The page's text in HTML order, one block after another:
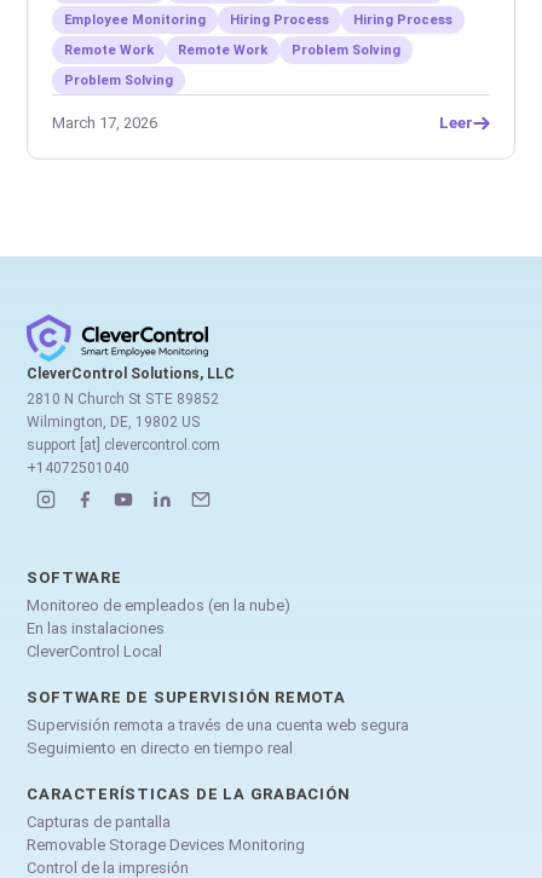
Employee Monitoring
Hiring Process
Hiring Process
Remote Work
Remote Work
Problem Solving
Problem Solving
March 17, 2026 Leer
CleverControl Solutions, LLC
2810 N Church St STE 89852
Wilmington, DE, 19802 US
support [at] clevercontrol.com
+14072501040
SOFTWARE
Monitoreo de empleados (en la nube)
En las instalaciones
CleverControl Local
SOFTWARE DE SUPERVISIÓN REMOTA
Supervisión remota a través de una cuenta web segura
Seguimiento en directo en tiempo real
CARACTERÍSTICAS DE LA GRABACIÓN
Capturas de pantalla
Removable Storage Devices Monitoring
Control de la impresión